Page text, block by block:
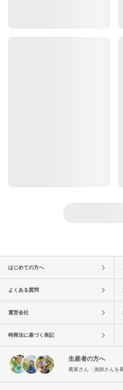
はじめての方へ
よくある質問
運営会社
特商法に基づく表記
生産者の方へ
農家さん・漁師さんを